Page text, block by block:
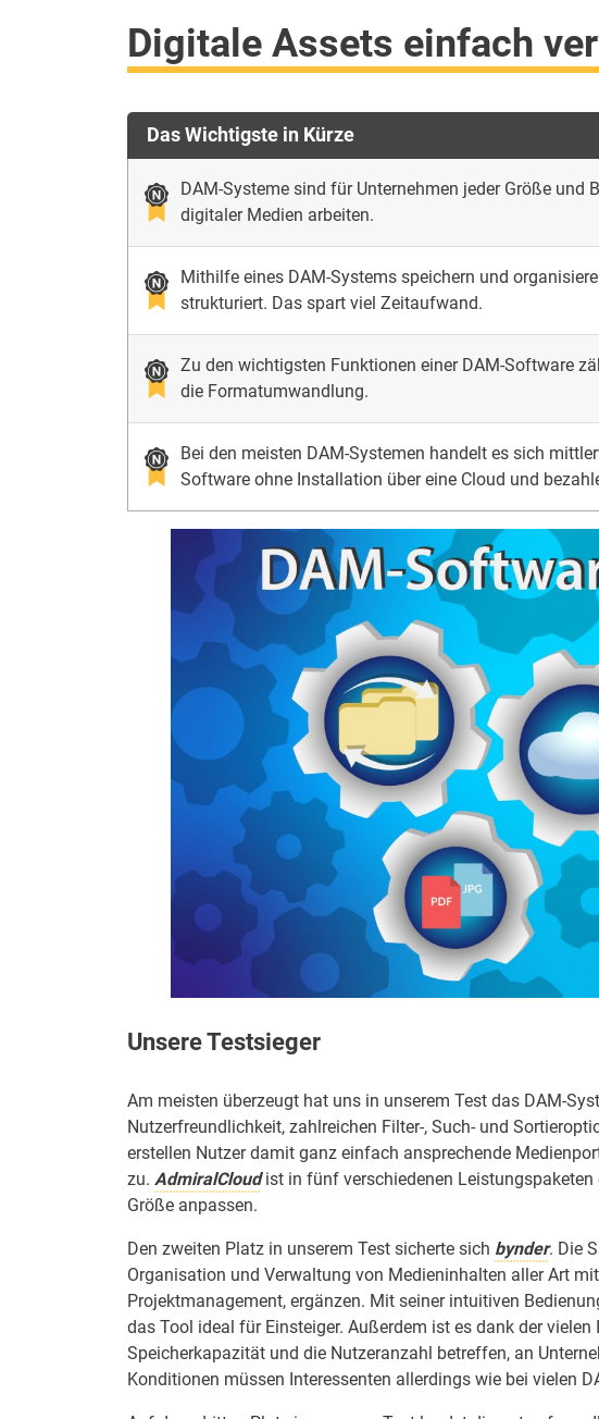
Digitale Assets einfach
Das Wichtigste in Kürze
DAM-Systeme sind für Unternehmen jeder Größe und
digitaler Medien arbeiten.
Mithilfe eines DAM-Systems speichern und
strukturiert. Das spart viel Zeitaufwand.
Zu den wichtigsten Funktionen einer DAM-Software
die Formatumwandlung.
Bei den meisten DAM-Systemen handelt es sich
Software ohne Installation über eine Cloud und
Unsere Testsieger
Am meisten überzeugt hat uns in unserem Test das DAM-
Nutzerfreundlichkeit, zahlreichen Filter-, Such- und
erstellen Nutzer damit ganz einfach ansprechende
zu. AdmiralCloudist in fünf verschiedenen
Größe anpassen.
Den zweiten Platz in unserem Test sicherte sich bynder. Die
Organisation und Verwaltung von Medieninhalten aller Art
Projektmanagement, ergänzen. Mit seiner intuitiven
das Tool ideal für Einsteiger. Außerdem ist es dank der
Speicherkapazität und die Nutzeranzahl betreffen, an
Konditionen müssen Interessenten allerdings wie bei vielen